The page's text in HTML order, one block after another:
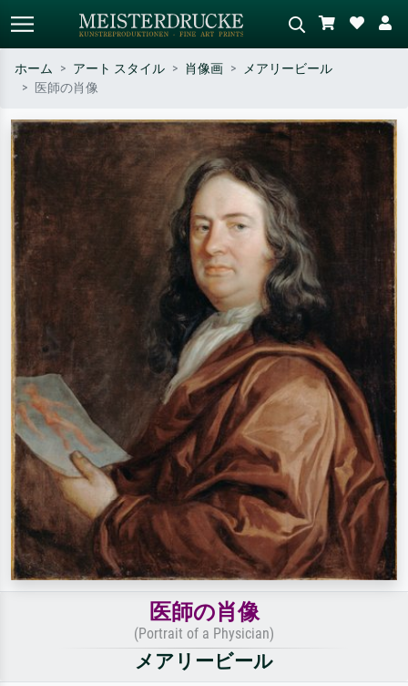
作家名・作品名・スタイルで検索
– 例：モネ、星月夜、印象派、北
斎の波、ヌード。
シーンを説明してください – 例：
緑の草原、赤の多い抽象画、暗い
油絵、木のそばの立ち姿のヌー
ホーム アート スタイル 肖像画
メアリービール
医師の肖像
医師の肖像
(Portrait of a Physician)
メアリービール